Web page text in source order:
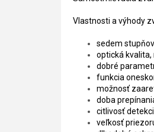
Vlastnosti a výhody
sedem
optická
dobré
funkcia
možnosť
doba
citlivosť
veľkosť